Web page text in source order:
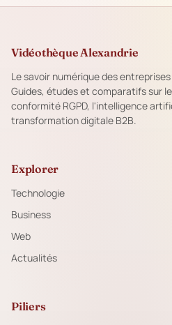
Vidéothèque Alexandrie
Le savoir numérique des
Guides, études et comparatifs sur le
conformité RGPD, l'intelligence
transformation digitale B2B.
Explorer
Technologie
Business
Web
Actualités
Piliers